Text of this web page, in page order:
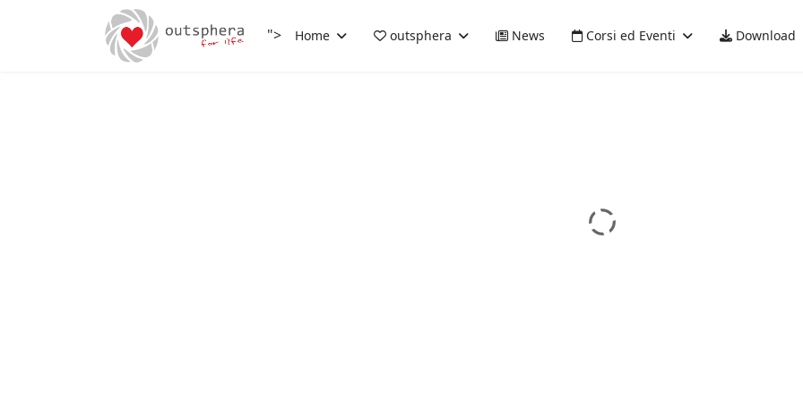
"> Home outsphera News Corsi ed Eventi Download